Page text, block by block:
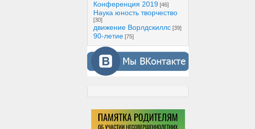
Конференция 2019 [46]
Наука юность творчество
[30]
движение Ворлдскиллс [39]
90-летие [75]